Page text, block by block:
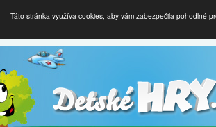
Táto stránka využíva cookies, aby vám zabezpečila pohodlné